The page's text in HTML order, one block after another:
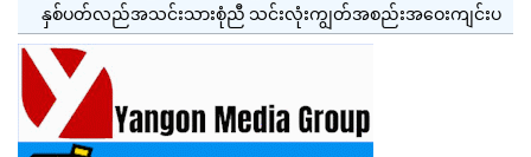
နှစ်ပတ်လည်အသင်းသားစုံညီ သင်းလုံးကျွတ်အစည်းအဝေးကျင်းပ